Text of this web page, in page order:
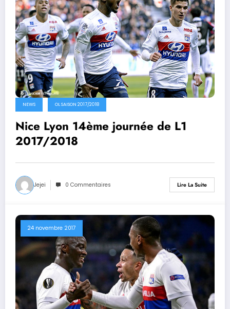
NEWS OL SAISON 2017/2018
Nice Lyon 14ème journée de L1
2017/2018
Jejei 0 Commentaires Lire La Suite
24 novembre 2017